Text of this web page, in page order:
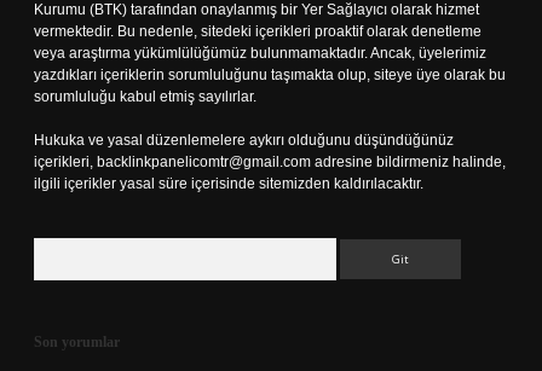
Kurumu (BTK) tarafından onaylanmış bir Yer Sağlayıcı olarak hizmet
vermektedir. Bu nedenle, sitedeki içerikleri proaktif olarak denetleme
veya araştırma yükümlülüğümüz bulunmamaktadır. Ancak, üyelerimiz
yazdıkları içeriklerin sorumluluğunu taşımakta olup, siteye üye olarak bu
sorumluluğu kabul etmiş sayılırlar.
Hukuka ve yasal düzenlemelere aykırı olduğunu düşündüğünüz
içerikleri, backlinkpanelicomtr@gmail.com adresine bildirmeniz halinde,
ilgili içerikler yasal süre içerisinde sitemizden kaldırılacaktır.
Son yorumlar